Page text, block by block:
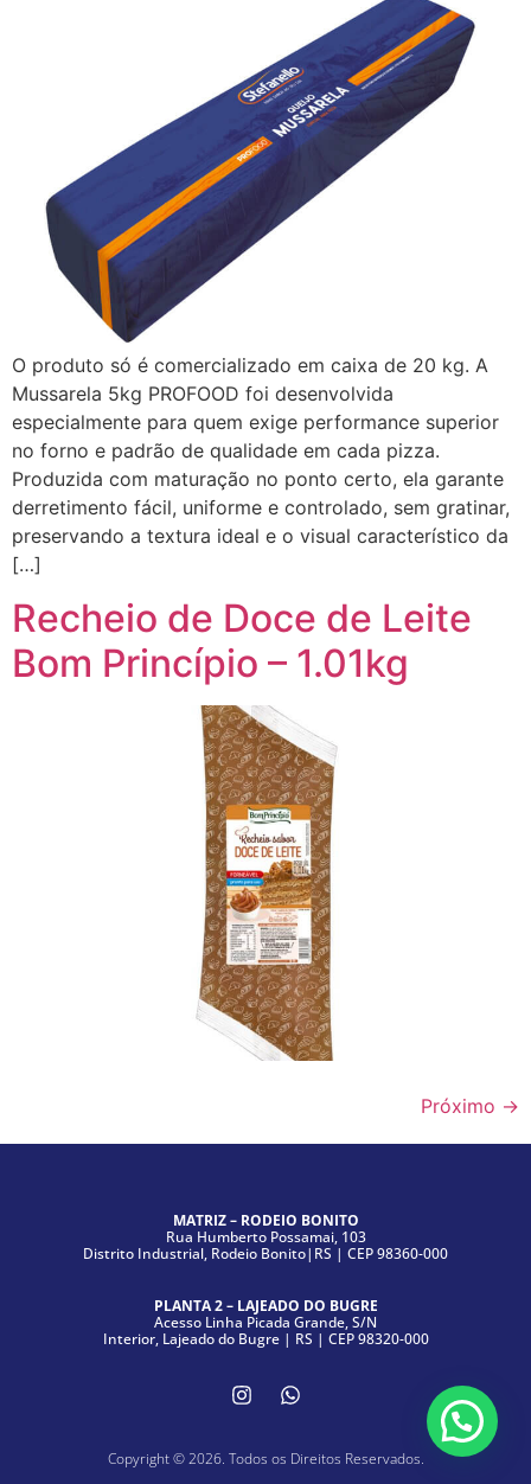
O produto só é comercializado em caixa de 20 kg. A
Mussarela 5kg PROFOOD foi desenvolvida
especialmente para quem exige performance superior
no forno e padrão de qualidade em cada pizza.
Produzida com maturação no ponto certo, ela garante
derretimento fácil, uniforme e controlado, sem gratinar,
preservando a textura ideal e o visual característico da
[…]
Recheio de Doce de Leite
Bom Princípio – 1.01kg
Próximo →
MATRIZ – RODEIO BONITO
Rua Humberto Possamai, 103
Distrito Industrial, Rodeio Bonito|RS | CEP 98360-000
PLANTA 2 – LAJEADO DO BUGRE
Acesso Linha Picada Grande, S/N
Interior, Lajeado do Bugre | RS | CEP 98320-000
Copyright © 2026. Todos os Direitos Reservados.